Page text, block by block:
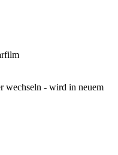
wechseln - wird in neuem